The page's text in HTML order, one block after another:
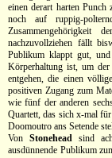
einen derart harten
noch auf ruppig-
Zusammengehörigkeit
nachzuvollziehen fällt
Publikum klappt gut,
Körperhaltung ist, um der
entgehen, die einen
positiven Zugang zum
wie fünf der anderen
Quartett, das sich x-mal
Doomoutro ans Setende
Von Stoneheadsind
ausdünnende Publikum